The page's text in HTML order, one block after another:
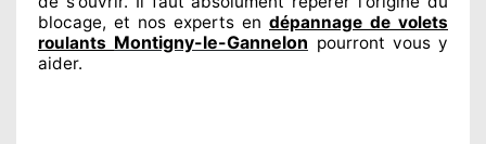
blocage, et nos experts en dépannage de volets
roulants Montigny-le-Gannelon pourront vous y
aider.